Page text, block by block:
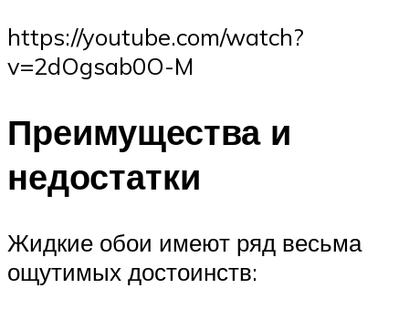
https://youtube.com/watch?
v=2dOgsab0O-M
Преимущества и
недостатки
Жидкие обои имеют ряд весьма
ощутимых достоинств: